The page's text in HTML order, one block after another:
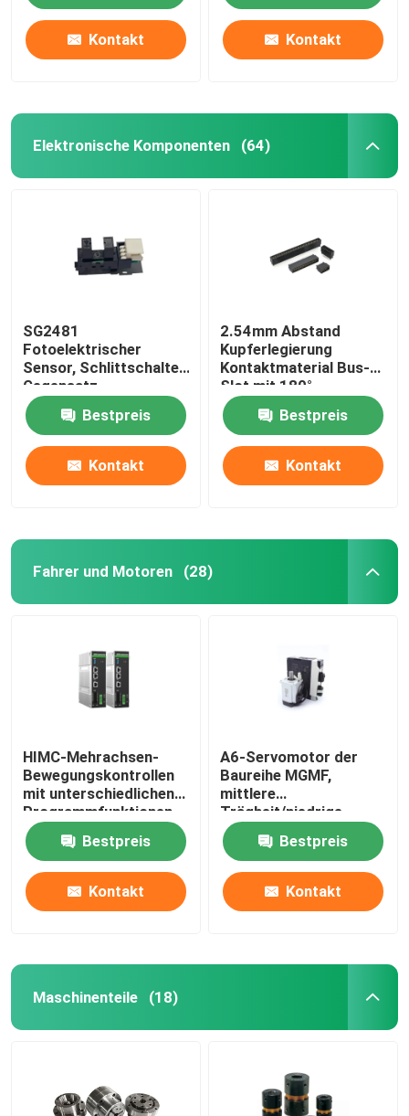
Kontakt Kontakt
Elektronische Komponenten (64)
SG2481
Fotoelektrischer
Sensor, Schlittschalter,
Gegensatz-
Fotoelektrischer
Induktor, Infrarot-
Induktionsschalter
Bestpreis
Kontakt
2.54mm Abstand
Kupferlegierung
Kontaktmaterial Bus-
Slot mit 180°
gebogenen Fuß Gold
Finger Socket
Bestpreis
Kontakt
Fahrer und Motoren (28)
HIMC-Mehrachsen-
Bewegungskontrollen
mit unterschiedlichen
Programmfunktionen,
um die Anforderungen
industrieller
Anwendungen zu
erfüllen.
Bestpreis
Kontakt
A6-Servomotor der
Baureihe MGMF,
mittlere
Trägheit/niedrige
Drehzahl, hohes
Drehmoment,
Steckverbinder,
zuverlässiger Betrieb.
Bestpreis
Kontakt
Maschinenteile (18)